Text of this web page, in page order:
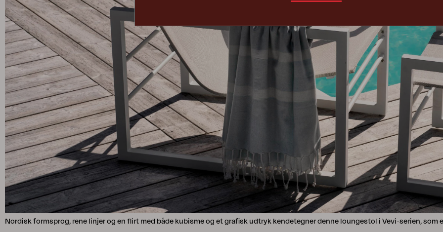
Nordisk formsprog, rene linjer og en flirt med både kubisme og et grafisk udtryk kendetegner denne loungestol i Vevi-serien,